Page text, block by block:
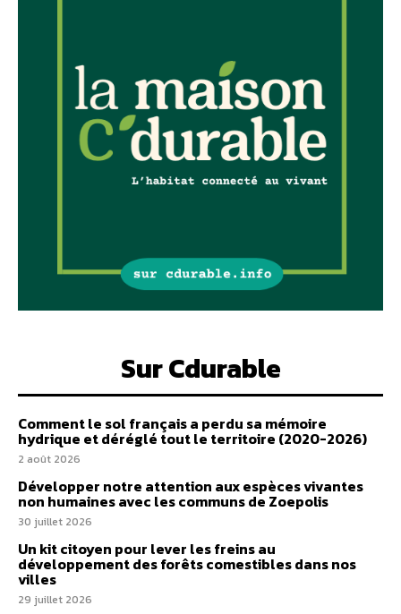
Sur Cdurable
Comment le sol français a perdu sa mémoire
hydrique et déréglé tout le territoire (2020-2026)
2 août 2026
Développer notre attention aux espèces vivantes
non humaines avec les communs de Zoepolis
30 juillet 2026
Un kit citoyen pour lever les freins au
développement des forêts comestibles dans nos
villes
29 juillet 2026